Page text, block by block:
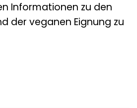
Informationen zu den
der veganen Eignung zu